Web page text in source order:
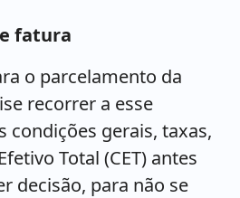
fatura
o parcelamento da
recorrer a esse
condições gerais, taxas,
Total (CET) antes
decisão, para não se